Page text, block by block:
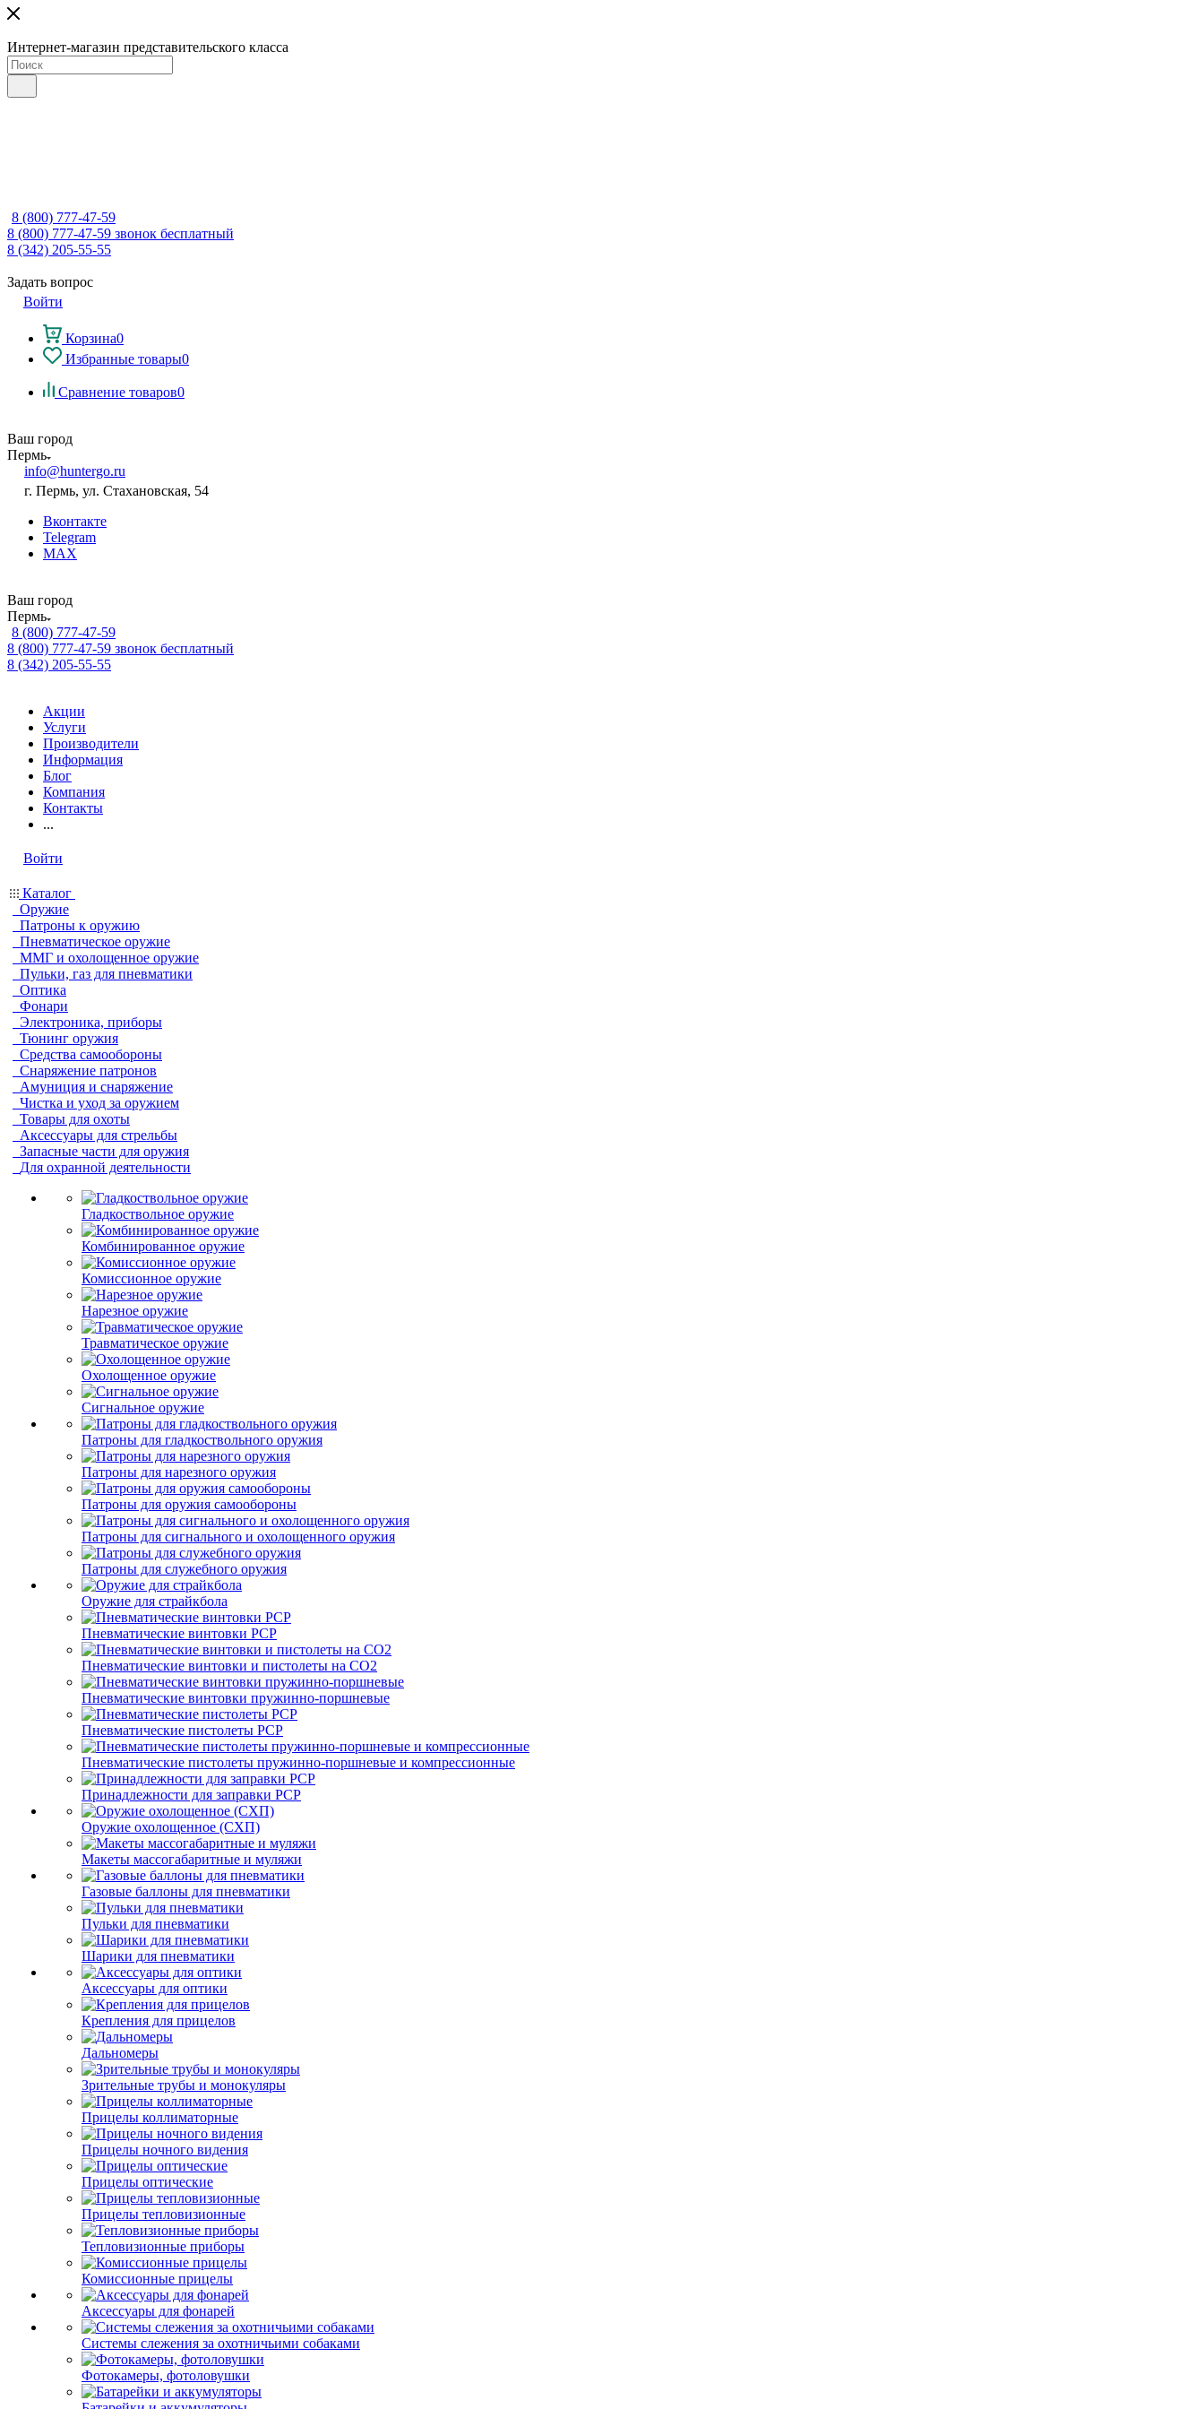
Интернет-магазин представительского класса
8 (800) 777-47-59
8 (800) 777-47-59 звонок бесплатный
8 (342) 205-55-55
Задать вопрос
Войти
Корзина0
Избранные товары0
Сравнение товаров0
Ваш город
Пермь
info@huntergo.ru
г. Пермь, ул. Стахановская, 54
Вконтакте
Telegram
MAX
Ваш город
Пермь
8 (800) 777-47-59
8 (800) 777-47-59 звонок бесплатный
8 (342) 205-55-55
Акции
Услуги
Производители
Информация
Блог
Компания
Контакты
...
Войти
Каталог
Оружие
Патроны к оружию
Пневматическое оружие
ММГ и охолощенное оружие
Пульки, газ для пневматики
Оптика
Фонари
Электроника, приборы
Тюнинг оружия
Средства самообороны
Снаряжение патронов
Амуниция и снаряжение
Чистка и уход за оружием
Товары для охоты
Аксессуары для стрельбы
Запасные части для оружия
Для охранной деятельности
Гладкоствольное оружие
Комбинированное оружие
Комиссионное оружие
Нарезное оружие
Травматическое оружие
Охолощенное оружие
Сигнальное оружие
Патроны для гладкоствольного оружия
Патроны для нарезного оружия
Патроны для оружия самообороны
Патроны для сигнального и охолощенного оружия
Патроны для служебного оружия
Оружие для страйкбола
Пневматические винтовки PCP
Пневматические винтовки и пистолеты на CO2
Пневматические винтовки пружинно-поршневые
Пневматические пистолеты PCP
Пневматические пистолеты пружинно-поршневые и компрессионные
Принадлежности для заправки PCP
Оружие охолощенное (СХП)
Макеты массогабаритные и муляжи
Газовые баллоны для пневматики
Пульки для пневматики
Шарики для пневматики
Аксессуары для оптики
Крепления для прицелов
Дальномеры
Зрительные трубы и монокуляры
Прицелы коллиматорные
Прицелы ночного видения
Прицелы оптические
Прицелы тепловизионные
Тепловизионные приборы
Комиссионные прицелы
Аксессуары для фонарей
Системы слежения за охотничьими собаками
Фотокамеры, фотоловушки